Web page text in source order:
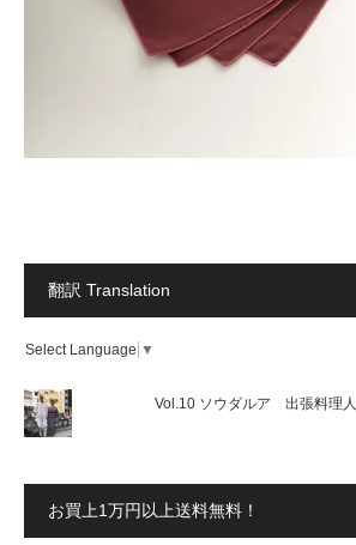
翻訳 Translation
Select Language ▼
Vol.10 ソウダルア 出張料理人
お買上1万円以上送料無料！